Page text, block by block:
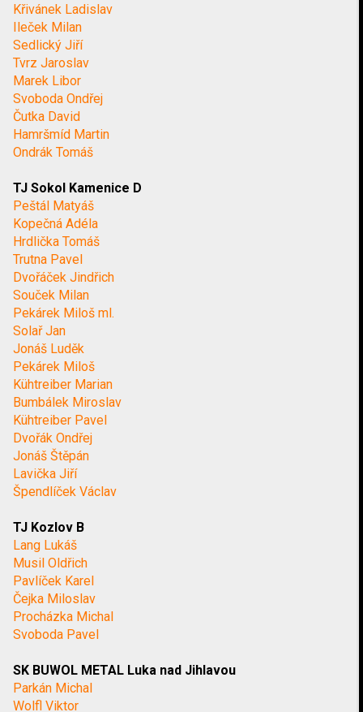
Křivánek Ladislav
Ileček Milan
Sedlický Jiří
Tvrz Jaroslav
Marek Libor
Svoboda Ondřej
Čutka David
Hamršmíd Martin
Ondrák Tomáš
TJ Sokol Kamenice D
Peštál Matyáš
Kopečná Adéla
Hrdlička Tomáš
Trutna Pavel
Dvořáček Jindřich
Souček Milan
Pekárek Miloš ml.
Solař Jan
Jonáš Luděk
Pekárek Miloš
Kühtreiber Marian
Bumbálek Miroslav
Kühtreiber Pavel
Dvořák Ondřej
Jonáš Štěpán
Lavička Jiří
Špendlíček Václav
TJ Kozlov B
Lang Lukáš
Musil Oldřich
Pavlíček Karel
Čejka Miloslav
Procházka Michal
Svoboda Pavel
SK BUWOL METAL Luka nad Jihlavou
Parkán Michal
Wolfl Viktor